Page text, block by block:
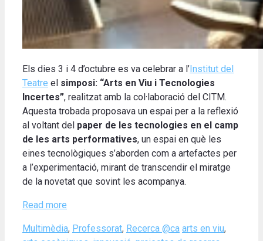
Els dies 3 i 4 d’octubre es va celebrar a l’ Institut del
Teatre el simposi: “Arts en Viu i Tecnologies
Incertes”, realitzat amb la col·laboració del CITM.
Aquesta trobada proposava un espai per a la reflexió
al voltant del paper de les tecnologies en el camp
de les arts performatives, un espai en què les
eines tecnològiques s’aborden com a artefactes per
a l’experimentació, mirant de transcendir el miratge
de la novetat que sovint les acompanya.
Read more
Categories
Multimèdia, Professorat, Recerca @ca Tags
arts en viu,